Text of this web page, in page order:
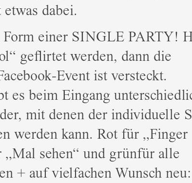
dabei.
einer SINGLE PARTY!
geflirtet werden, dann die
Event ist versteckt.
es beim Eingang
mit denen der individuelle
werden kann. Rot für „Finger
sehen“ und grünfür alle
+ auf vielfachen Wunsch